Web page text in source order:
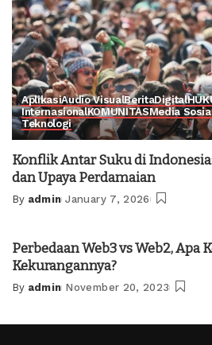
AplikasiAudio VisualBeritaDigital
InternasionalKOMUNITASMedia
Teknologi
Konflik Antar Suku di
dan Upaya Perdamaian
Posted
By admin January 7, 2026
Perbedaan Web3 vs Web2, Apa
Kekurangannya?
Posted
By admin November 20, 2023